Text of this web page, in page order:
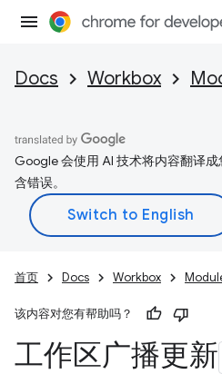
Docs Workbox
Google 会使用 AI 技术将内容翻译
含错误。
首页 Docs Workbox
该内容对您有帮助吗？
工作区广播更新